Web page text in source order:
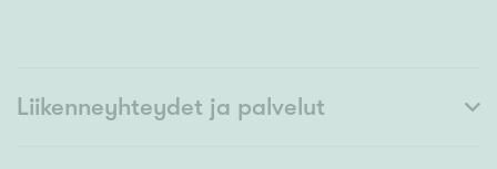
Liikenneyhteydet ja palvelut